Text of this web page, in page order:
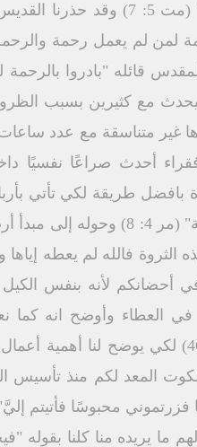
قد أعطى الطوبى للرحماء "طوبى
قائله "بادروا
مع كثيرين بسبب
متناسقة مع عدد
أحدث صراعًا نفسيًا
طريقة لكي تأتي
أخذ المهدئ الروحي تأتي بثمر "ثلاثين
الثروة فالله لم يعطه
في العطاء وأوضح انه
مراحمه وقد ضرب لنا مثل الخراف والجداء (مت 25:
المعد لكم منذ
ما يريده منا كلنا بقوله